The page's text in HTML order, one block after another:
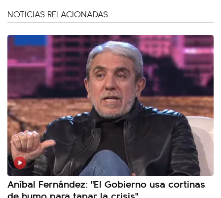
NOTICIAS RELACIONADAS
Aníbal Fernández: "El Gobierno usa cortinas